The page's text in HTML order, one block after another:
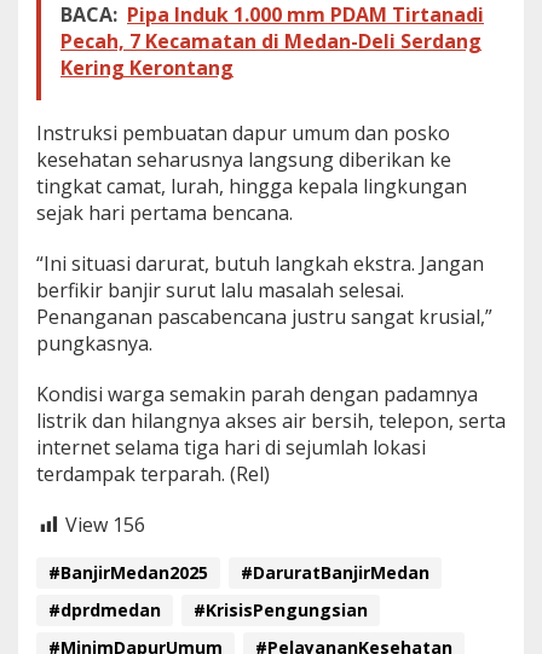
e
d
a
BACA: Pipa Induk 1.000 mm PDAM Tirtanadi
Pecah, 7 Kecamatan di Medan-Deli Serdang
Kering Kerontang
Instruksi pembuatan dapur umum dan posko
kesehatan seharusnya langsung diberikan ke
tingkat camat, lurah, hingga kepala lingkungan
sejak hari pertama bencana.
“Ini situasi darurat, butuh langkah ekstra. Jangan
berfikir banjir surut lalu masalah selesai.
Penanganan pascabencana justru sangat krusial,”
pungkasnya.
Kondisi warga semakin parah dengan padamnya
listrik dan hilangnya akses air bersih, telepon, serta
internet selama tiga hari di sejumlah lokasi
terdampak terparah. (Rel)
View 156
#BanjirMedan2025
#DaruratBanjirMedan
#dprdmedan
#KrisisPengungsian
#MinimDapurUmum
#PelayananKesehatan